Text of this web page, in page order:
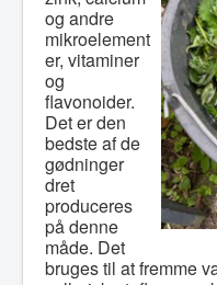
og andre
mikroelement
er, vitaminer
og
flavonoider.
Det er den
bedste af de
gødninger
dret
produceres
på denne
måde. Det
bruges til at fremme